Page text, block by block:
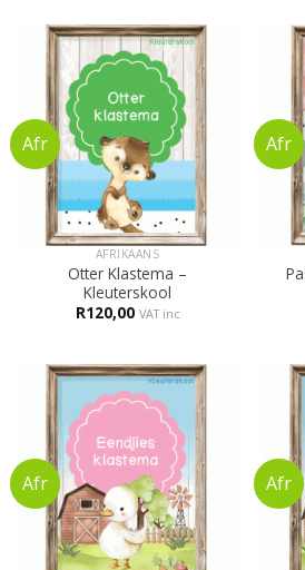
AFRIKAANS
Otter Klastema –
Kleuterskool
R120,00 VAT inc